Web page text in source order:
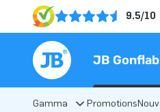
9.5/10
JB
Gamma Promotions